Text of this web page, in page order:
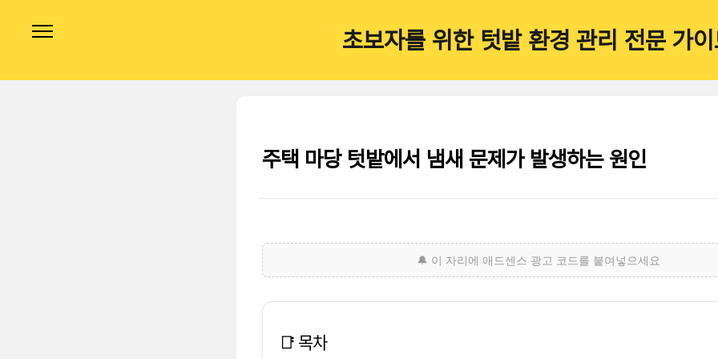
초보자를 위한 텃밭 환경 관리 전문 가
주택 마당 텃밭에서 냄새 문제가 발생하는 원인
📑 목차